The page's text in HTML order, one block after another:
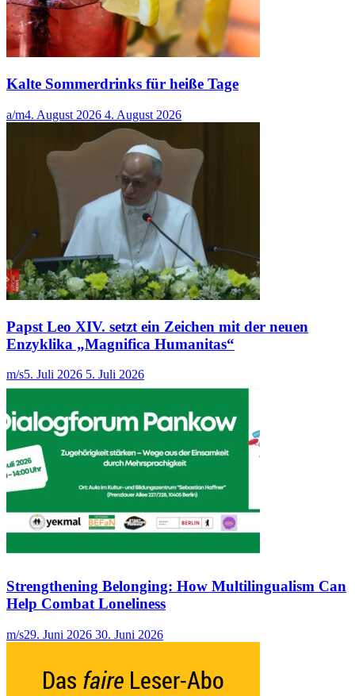
Kalte Sommerdrinks für heiße Tage
a/m4. August 2026 4. August 2026
Papst Leo XIV. setzt ein Zeichen mit der neuen
Enzyklika „Magnifica Humanitas“
m/s5. Juli 2026 5. Juli 2026
Strengthening Belonging: How Multilingualism Can
Help Combat Loneliness
m/s29. Juni 2026 30. Juni 2026